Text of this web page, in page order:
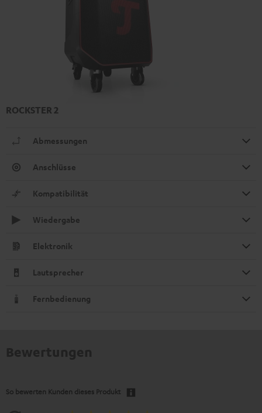
ROCKSTER 2
Abmessungen
Anschlüsse
Kompatibilität
Wiedergabe
Elektronik
Lautsprecher
Fernbedienung
So bewerten Kunden dieses Produkt